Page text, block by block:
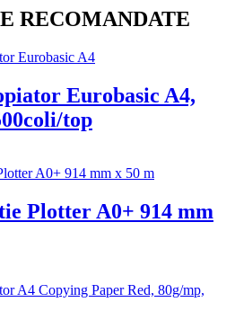
RECOMANDATE
Eurobasic A4,
top
Plotter A0+ 914 mm